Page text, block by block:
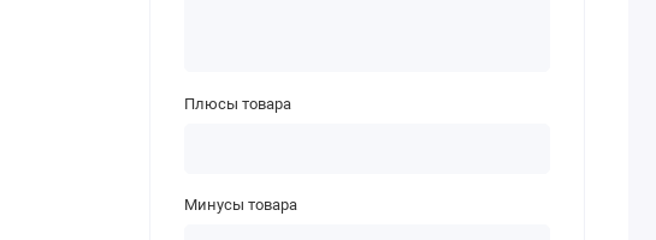
Плюсы товара
Минусы товара